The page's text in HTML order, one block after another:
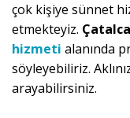
çok kişiye sünnet
etmekteyiz.
hizmeti alanında
söyleyebiliriz.
arayabilirsiniz.